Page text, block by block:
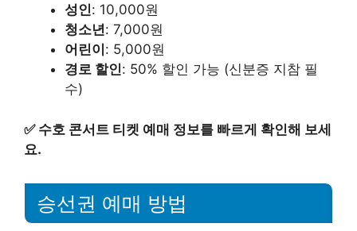
성인: 10,000원
청소년: 7,000원
어린이 : 5,000원
경로 할인: 50% 할인 가능 (신분증 지참 필
수)
✅ 수호 콘서트 티켓 예매 정보를 빠르게 확인해 보세
요.
승선권 예매 방법